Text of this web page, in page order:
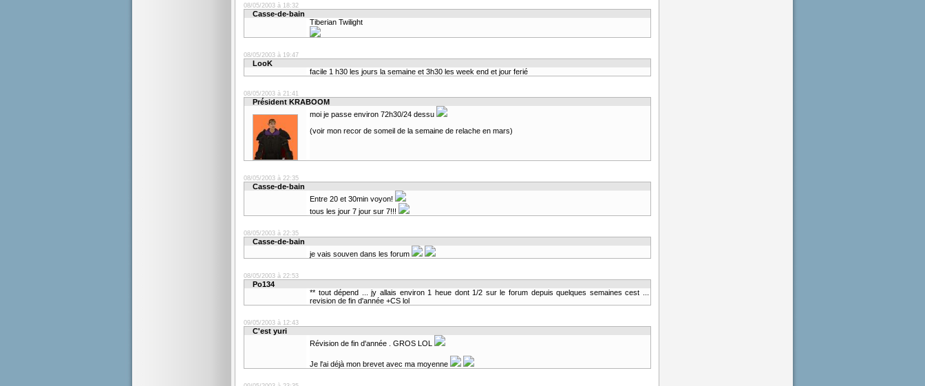
08/05/2003 à 18:32
Casse-de-bain
Tiberian Twilight
08/05/2003 à 19:47
LooK
facile 1 h30 les jours la semaine et 3h30 les week end et jour ferié
08/05/2003 à 21:41
Président KRABOOM
moi je passe environ 72h30/24 dessu
(voir mon recor de someil de la semaine de relache en mars)
08/05/2003 à 22:35
Casse-de-bain
Entre 20 et 30min voyon!
tous les jour 7 jour sur 7!!!
08/05/2003 à 22:35
Casse-de-bain
je vais souven dans les forum
08/05/2003 à 22:53
Po134
** tout dépend ... jy allais environ 1 heue dont 1/2 sur le forum depuis quelques semaines cest ...
revision de fin d'année +CS lol
09/05/2003 à 12:43
C'est yuri
Révision de fin d'année . GROS LOL
Je l'ai déjà mon brevet avec ma moyenne